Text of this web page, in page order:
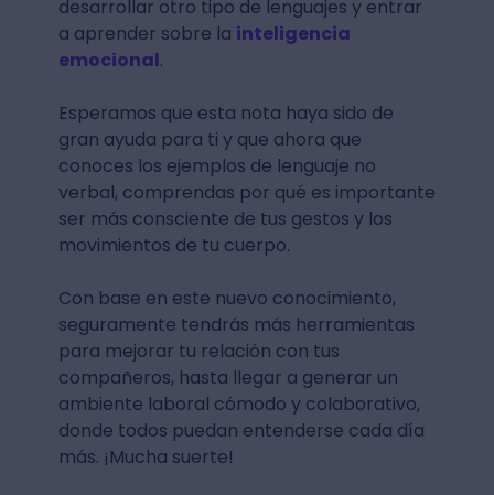
desarrollar otro tipo de lenguajes y entrar
a aprender sobre la inteligencia
emocional.
Esperamos que esta nota haya sido de
gran ayuda para ti y que ahora que
conoces los ejemplos de lenguaje no
verbal, comprendas por qué es importante
ser más consciente de tus gestos y los
movimientos de tu cuerpo.
Con base en este nuevo conocimiento,
seguramente tendrás más herramientas
para mejorar tu relación con tus
compañeros, hasta llegar a generar un
ambiente laboral cómodo y colaborativo,
donde todos puedan entenderse cada día
más. ¡Mucha suerte!